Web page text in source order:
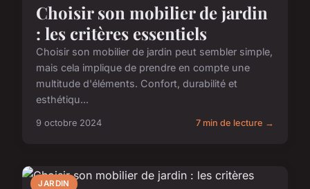
Choisir son mobilier de jardin
: les critères essentiels
Choisir son mobilier de jardin peut sembler simple,
mais cela implique de prendre en compte une
multitude d'éléments. Confort, durabilité et
esthétiqu...
9 octobre 2024 7 min de lecture →
JARDIN